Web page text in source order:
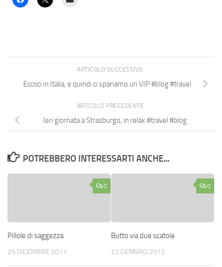
ARTICOLO SUCCESSIVO
Eccoci in Italia, e quindi ci spariamo un VIP #blog #travel
ARTICOLO PRECEDENTE
Ieri giornata a Strasburgo, in relax #travel #blog
POTREBBERO INTERESSARTI ANCHE...
0
Pillole di saggezza
25 DICEMBRE 2011
0
Butto via due scatole
22 GENNAIO 2012